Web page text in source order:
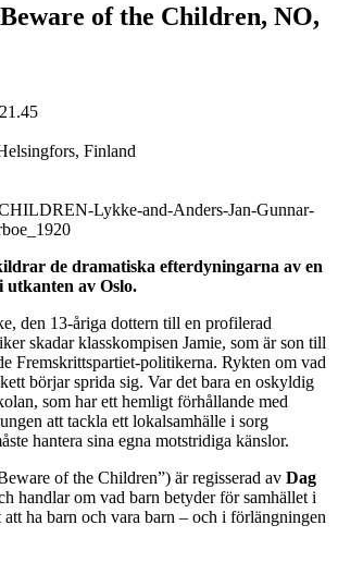
of the Children, NO,
21.45
Finland
de dramatiska efterdyningarna av en
utkanten av Oslo.
den 13-åriga dottern till en profilerad
skadar klasskompisen Jamie, som är son till
Fremskrittspartiet-politikerna. Rykten om vad
börjar sprida sig. Var det bara en oskyldig
som har ett hemligt förhållande med
att tackla ett lokalsamhälle i sorg
hantera sina egna motstridiga känslor.
of the Children”) är regisserad av Dag
handlar om vad barn betyder för samhället i
att ha barn och vara barn – och i förlängningen